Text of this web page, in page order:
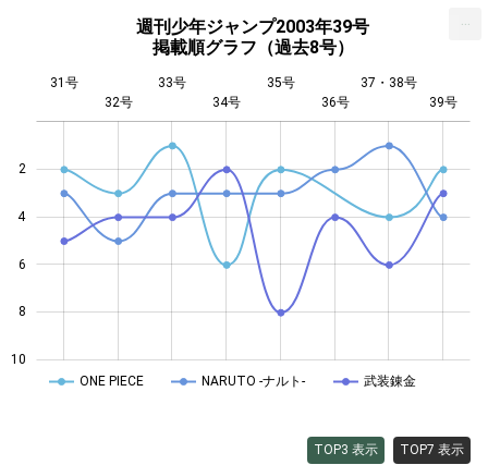
週刊少年ジャンプ2003年39号
掲載順グラフ（過去8号）
2
4
6
8
10
31号
32号
33号
34号
35号
36号
37・38号
39号
ONE PIECE NARUTO -ナルト- 武装錬金
TOP3 表示 TOP7 表示